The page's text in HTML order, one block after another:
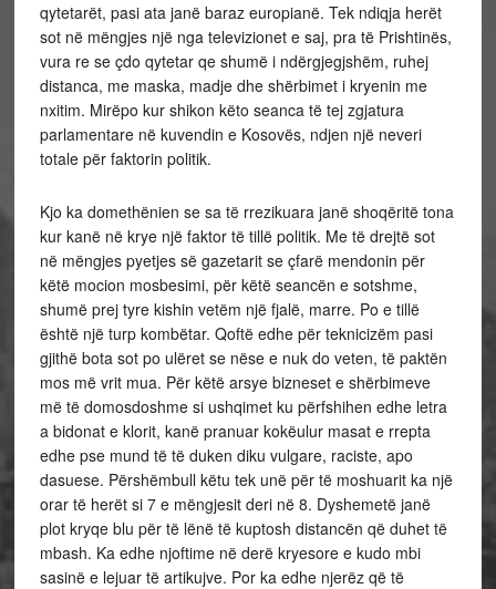
qytetarët, pasi ata janë baraz europianë. Tek ndiqja herët
sot në mëngjes një nga televizionet e saj, pra të Prishtinës,
vura re se çdo qytetar qe shumë i ndërgjegjshëm, ruhej
distanca, me maska, madje dhe shërbimet i kryenin me
nxitim. Mirëpo kur shikon këto seanca të tej zgjatura
parlamentare në kuvendin e Kosovës, ndjen një neveri
totale për faktorin politik.
Kjo ka domethënien se sa të rrezikuara janë shoqëritë tona
kur kanë në krye një faktor të tillë politik. Me të drejtë sot
në mëngjes pyetjes së gazetarit se çfarë mendonin për
këtë mocion mosbesimi, për këtë seancën e sotshme,
shumë prej tyre kishin vetëm një fjalë, marre. Po e tillë
është një turp kombëtar. Qoftë edhe për teknicizëm pasi
gjithë bota sot po ulëret se nëse e nuk do veten, të paktën
mos më vrit mua. Për këtë arsye bizneset e shërbimeve
më të domosdoshme si ushqimet ku përfshihen edhe letra
a bidonat e klorit, kanë pranuar kokëulur masat e rrepta
edhe pse mund të të duken diku vulgare, raciste, apo
dasuese. Përshëmbull këtu tek unë për të moshuarit ka një
orar të herët si 7 e mëngjesit deri në 8. Dyshemetë janë
plot kryqe blu për të lënë të kuptosh distancën që duhet të
mbash. Ka edhe njoftime në derë kryesore e kudo mbi
sasinë e lejuar të artikujve. Por ka edhe njerëz që të